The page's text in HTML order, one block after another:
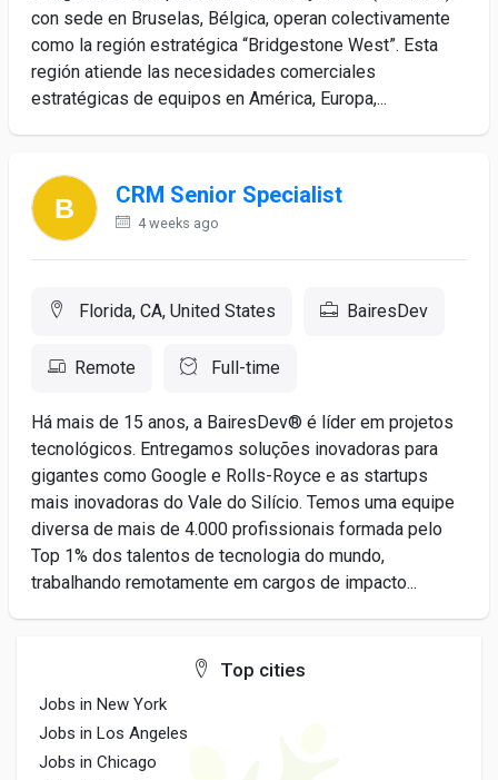
con sede en Bruselas, Bélgica, operan colectivamente
como la región estratégica “Bridgestone West”. Esta
región atiende las necesidades comerciales
estratégicas de equipos en América, Europa,...
CRM Senior Specialist
4 weeks ago
Florida, CA, United States BairesDev
Remote Full-time
Há mais de 15 anos, a BairesDev® é líder em projetos
tecnológicos. Entregamos soluções inovadoras para
gigantes como Google e Rolls-Royce e as startups
mais inovadoras do Vale do Silício. Temos uma equipe
diversa de mais de 4.000 profissionais formada pelo
Top 1% dos talentos de tecnologia do mundo,
trabalhando remotamente em cargos de impacto...
Top cities
Jobs in New York
Jobs in Los Angeles
Jobs in Chicago